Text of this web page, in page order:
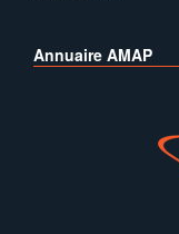
Annuaire AMAP